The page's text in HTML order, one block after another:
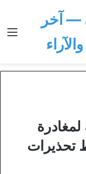
— آخر
لمغادرة
تحذيرات